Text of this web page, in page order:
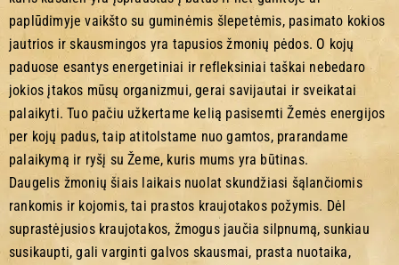
paplūdimyje vaikšto su guminėmis šlepetėmis, pasimato kokios
jautrios ir skausmingos yra tapusios žmonių pėdos. O kojų
paduose esantys energetiniai ir refleksiniai taškai nebedaro
jokios įtakos mūsų organizmui, gerai savijautai ir sveikatai
palaikyti. Tuo pačiu užkertame kelią pasisemti Žemės energijos
per kojų padus, taip atitolstame nuo gamtos, prarandame
palaikymą ir ryšį su Žeme, kuris mums yra būtinas.
Daugelis žmonių šiais laikais nuolat skundžiasi šąlančiomis
rankomis ir kojomis, tai prastos kraujotakos požymis. Dėl
suprastėjusios kraujotakos, žmogus jaučia silpnumą, sunkiau
susikaupti, gali varginti galvos skausmai, prasta nuotaika,